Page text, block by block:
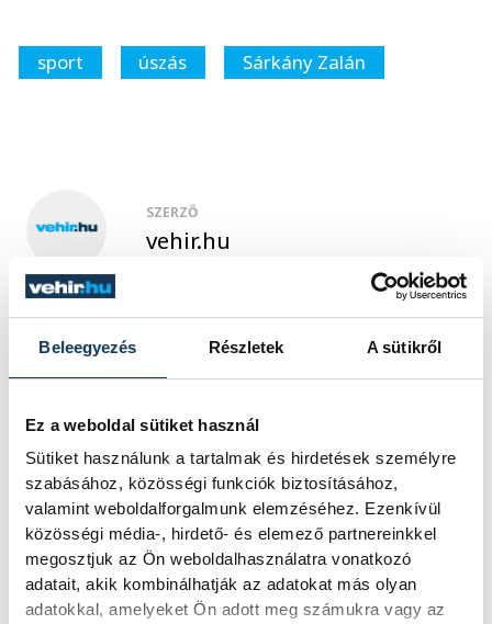
Beleegyezés Részletek A sütikről
Ez a weboldal sütiket használ
Sütiket használunk a tartalmak és hirdetések személyre
szabásához, közösségi funkciók biztosításához,
valamint weboldalforgalmunk elemzéséhez. Ezenkívül
közösségi média-, hirdető- és elemező partnereinkkel
megosztjuk az Ön weboldalhasználatra vonatkozó
adatait, akik kombinálhatják az adatokat más olyan
adatokkal, amelyeket Ön adott meg számukra vagy az
sport úszás Sárkány Zalán
SZERZŐ
vehir.hu